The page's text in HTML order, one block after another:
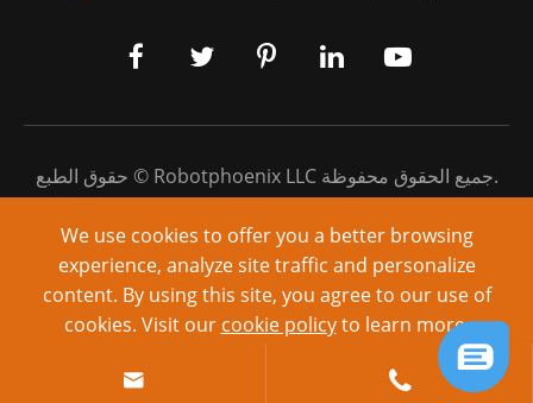
حقوق الطبع © Robotphoenix LLC
جميع الحقوق محفوظة.
خريطة الموقع
سياسة الخصوصية
مدعوم من: ،
 
We use cookies to offer you a better browsing
experience, analyze site traffic and personalize
content. By using this site, you agree to our use of
cookies. Visit our cookie policyto learn more.